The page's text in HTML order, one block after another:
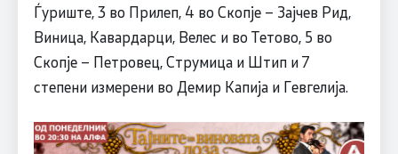
Ѓуриште, 3 во Прилеп, 4 во Скопје – Зајчев Рид,
Виница, Кавардарци, Велес и во Тетово, 5 во
Скопје – Петровец, Струмица и Штип и 7
степени измерени во Демир Капија и Гевгелија.